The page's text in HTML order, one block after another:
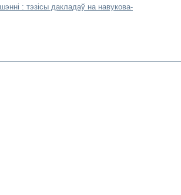
: тэзісы дакладаў на навукова-